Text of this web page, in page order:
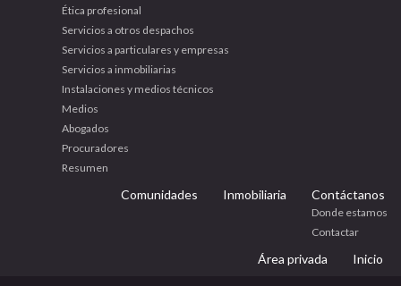
Ética profesional
Servicios a otros despachos
Servicios a particulares y empresas
Servicios a inmobiliarias
Instalaciones y medios técnicos
Medios
Abogados
Procuradores
Resumen
Comunidades Inmobiliaria Contáctanos
Donde estamos
Contactar
Área privada Inicio